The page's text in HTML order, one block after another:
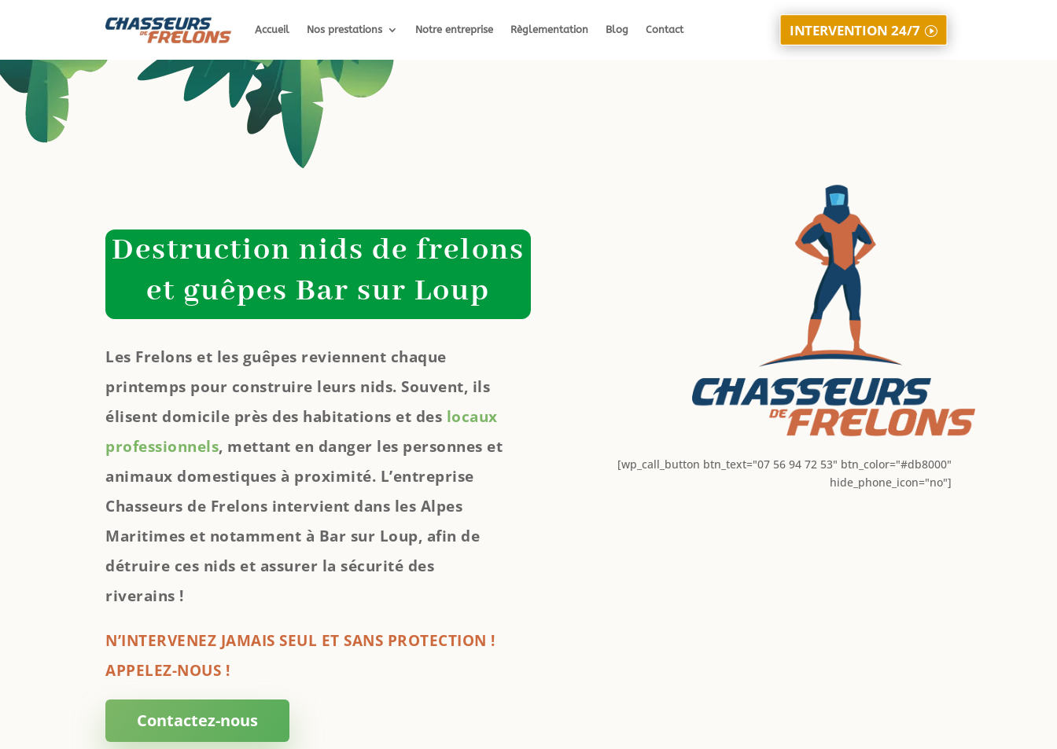
Accueil Nos prestations Notre entreprise Règlementation Blog Contact INTERVENTION 24/7
Destruction nids de frelons
et guêpes Bar sur Loup
Les Frelons et les guêpes reviennent chaque
printemps pour construire leurs nids. Souvent, ils
élisent domicile près des habitations et des locaux
professionnels, mettant en danger les personnes et
animaux domestiques à proximité. L’entreprise
Chasseurs de Frelons intervient dans les Alpes
Maritimes et notamment à Bar sur Loup, afin de
détruire ces nids et assurer la sécurité des
riverains !
N’INTERVENEZ JAMAIS SEUL ET SANS PROTECTION !
APPELEZ-NOUS !
Contactez-nous
[wp_call_button btn_text="07 56 94 72 53" btn_color="#db8000"
hide_phone_icon="no"]